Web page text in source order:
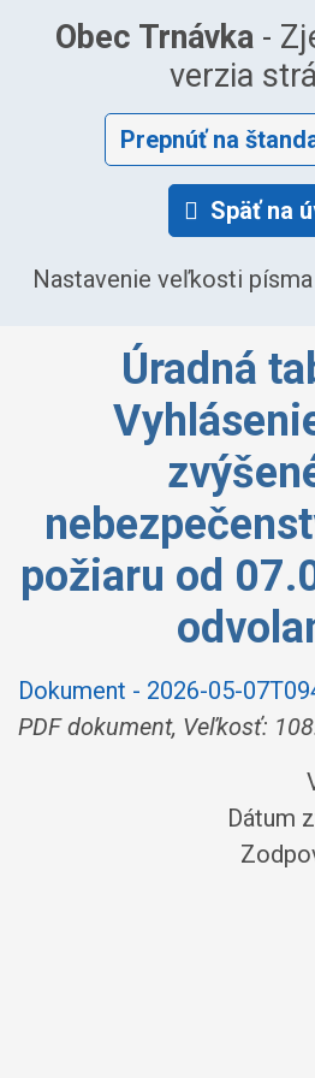
Obec Trnávka -
verzia
Prepnúť na
Späť na
Nastavenie veľkosti písma
Úradná
požiaru od
Dokument - 2026-05-
PDF dokument, Veľkosť:
Dátum